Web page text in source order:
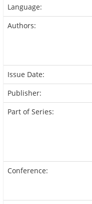
Language:
Authors:
Issue Date:
Publisher:
Part of Series:
Conference: